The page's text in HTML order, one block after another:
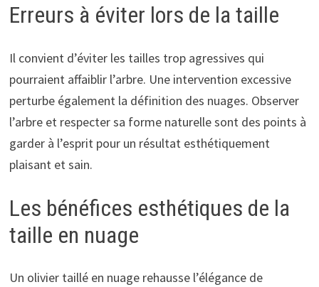
Erreurs à éviter lors de la taille
Il convient d’éviter les tailles trop agressives qui
pourraient affaiblir l’arbre. Une intervention excessive
perturbe également la définition des nuages. Observer
l’arbre et respecter sa forme naturelle sont des points à
garder à l’esprit pour un résultat esthétiquement
plaisant et sain.
Les bénéfices esthétiques de la
taille en nuage
Un olivier taillé en nuage rehausse l’élégance de